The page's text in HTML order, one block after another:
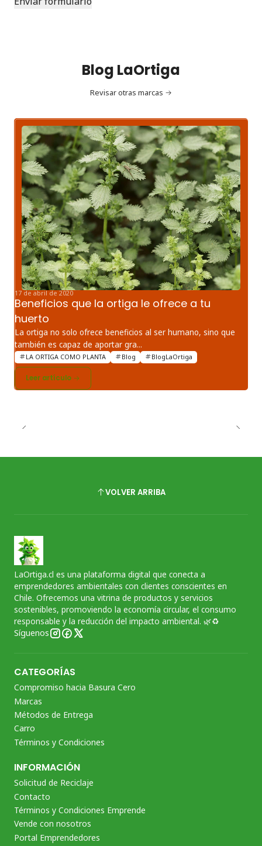
Blog LaOrtiga
Revisar otras marcas
17 de abril de 2020
Beneficios que la ortiga le ofrece a tu
huerto
La ortiga no solo ofrece beneficios al ser humano, sino que
también es capaz de aportar gra...
LA ORTIGA COMO PLANTA Blog BlogLaOrtiga
Leer artículo
VOLVER ARRIBA
LaOrtiga.cl es una plataforma digital que conecta a
emprendedores ambientales con clientes conscientes en
Chile. Ofrecemos una vitrina de productos y servicios
sostenibles, promoviendo la economía circular, el consumo
responsable y la reducción del impacto ambiental. 🌿♻️
Síguenos
CATEGORÍAS
Compromiso hacia Basura Cero
Marcas
Métodos de Entrega
Carro
Términos y Condiciones
INFORMACIÓN
Solicitud de Reciclaje
Contacto
Términos y Condiciones Emprende
Vende con nosotros
Portal Emprendedores